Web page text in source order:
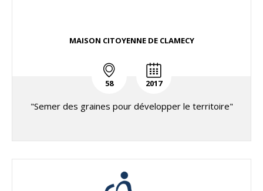
MAISON CITOYENNE DE CLAMECY
58 2017
"Semer des graines pour développer le territoire"